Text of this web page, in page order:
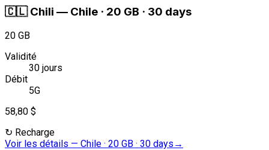
🇨🇱 Chili — Chile · 20 GB · 30 days
20 GB
Validité
30 jours
Débit
5G
58,80 $
↻ Recharge
Voir les détails — Chile · 20 GB · 30 days →